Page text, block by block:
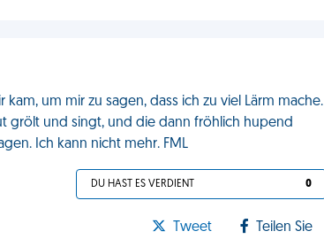
um mir zu sagen, dass ich zu viel Lärm mache.
grölt und singt, und die dann fröhlich hupend
Ich kann nicht mehr. FML
DU HAST ES VERDIENT 0
Tweet Teilen Sie